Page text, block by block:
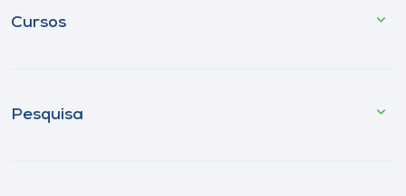
Cursos
Pesquisa